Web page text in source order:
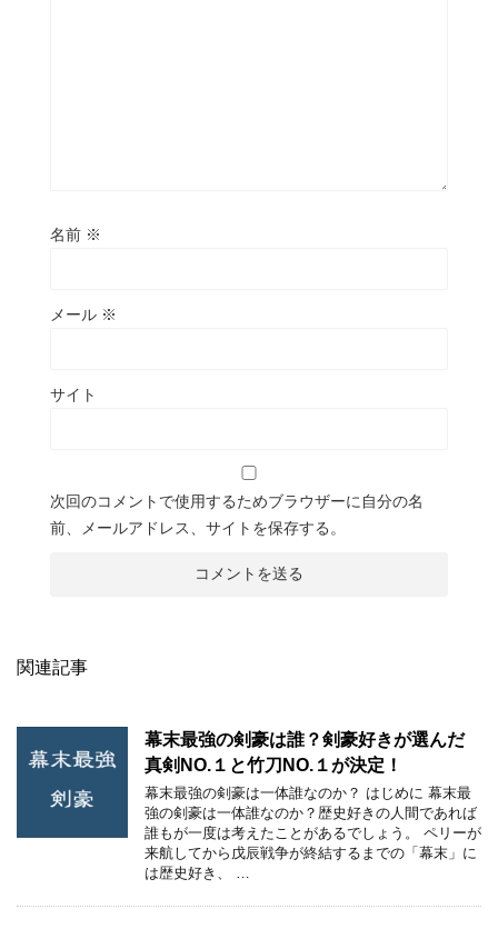
名前 ※
メール ※
サイト
次回のコメントで使用するためブラウザーに自分の名
前、メールアドレス、サイトを保存する。
関連記事
幕末最強の剣豪は誰？剣豪好きが選んだ
真剣NO.１と竹刀NO.１が決定！
幕末最強の剣豪は一体誰なのか？ はじめに 幕末最
強の剣豪は一体誰なのか？歴史好きの人間であれば
誰もが一度は考えたことがあるでしょう。 ペリーが
来航してから戊辰戦争が終結するまでの「幕末」に
は歴史好き、 …